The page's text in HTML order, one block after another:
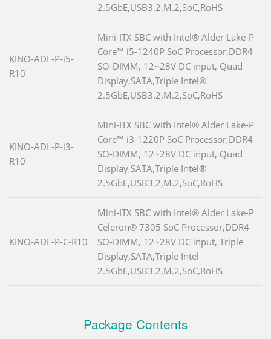
2.5GbE,USB3.2,M.2,SoC,RoHS
KINO-ADL-P-i5-
R10
Mini-ITX SBC with Intel® Alder Lake-P
Core™ i5-1240P SoC Processor,DDR4
SO-DIMM, 12~28V DC input, Quad
Display,SATA,Triple Intel®
2.5GbE,USB3.2,M.2,SoC,RoHS
KINO-ADL-P-i3-
R10
Mini-ITX SBC with Intel® Alder Lake-P
Core™ i3-1220P SoC Processor,DDR4
SO-DIMM, 12~28V DC input, Quad
Display,SATA,Triple Intel®
2.5GbE,USB3.2,M.2,SoC,RoHS
KINO-ADL-P-C-R10
Mini-ITX SBC with Intel® Alder Lake-P
Celeron® 7305 SoC Processor,DDR4
SO-DIMM, 12~28V DC input, Triple
Display,SATA,Triple Intel
2.5GbE,USB3.2,M.2,SoC,RoHS
Package Contents